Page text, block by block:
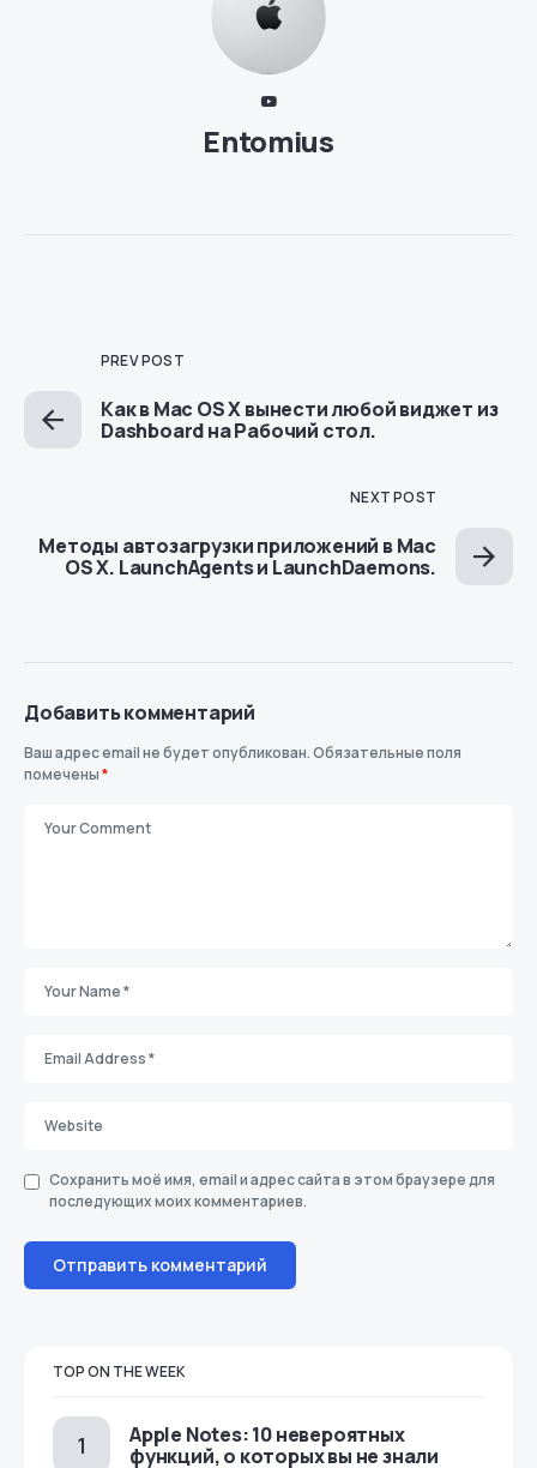
Entomius
PREV POST
Как в Mac OS X вынести любой виджет из
Dashboard на Рабочий стол.
NEXT POST
Методы автозагрузки приложений в Mac
OS X. LaunchAgents и LaunchDaemons.
Добавить комментарий
Ваш адрес email не будет опубликован.Обязательные поля
помечены*
Сохранить моё имя, email и адрес сайта в этом браузере для
последующих моих комментариев.
TOP ON THE WEEK
Apple Notes: 10 невероятных
функций, о которых вы не знали